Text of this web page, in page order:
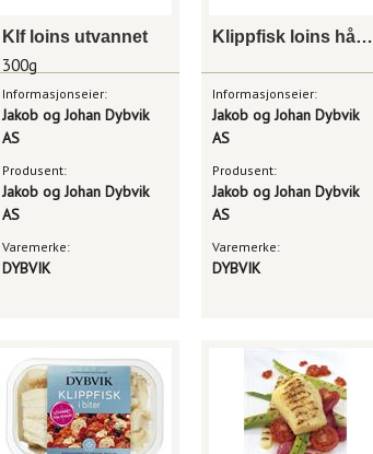
Klf loins utvannet
300g
Informasjonseier:
Jakob og Johan Dybvik
AS
Produsent:
Jakob og Johan Dybvik
AS
Varemerke:
DYBVIK
Klippfisk loins håndskåret 500g dybvik
Informasjonseier:
Jakob og Johan Dybvik
AS
Produsent:
Jakob og Johan Dybvik
AS
Varemerke:
DYBVIK